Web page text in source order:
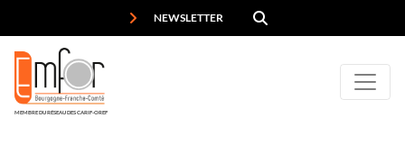
NEWSLETTER
MEMBRE DU RÉSEAU DES CARIF-OREF
Panneau de gestion des cookies